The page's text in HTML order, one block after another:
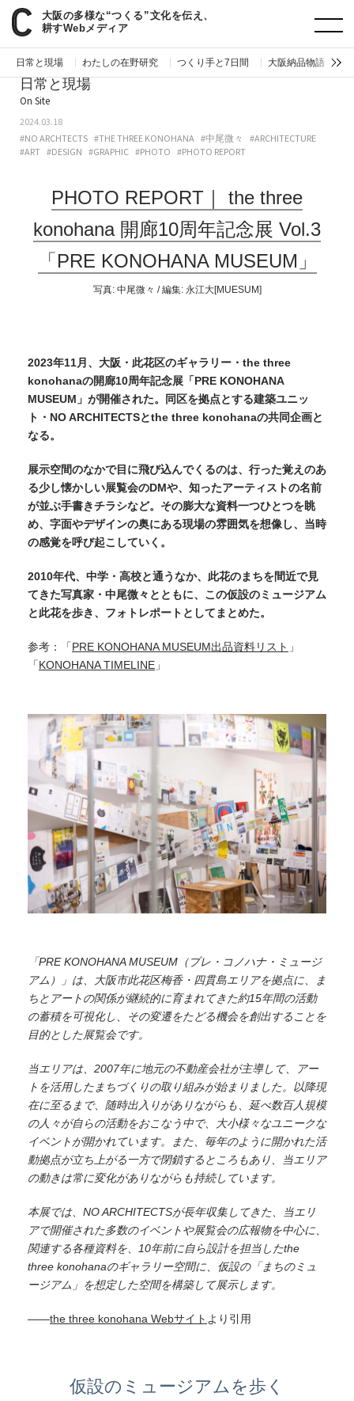
大阪の多様な“つくる”文化を伝え、
耕すWebメディア
日常と現場 わたしの在野研究 つくり手と7日間 大阪納品物語
paperC 日常と現場
日常と現場
On Site
2024.03.18
#NO ARCHTECTS #THE THREE KONOHANA #中尾微々
#ARCHITECTURE
#ART #DESIGN #GRAPHIC #PHOTO #PHOTO REPORT
PHOTO REPORT｜
the three
konohana 開廊10周年記念展 Vol.3
「PRE KONOHANA MUSEUM」
写真: 中尾微々 / 編集: 永江大[MUESUM]
2023年11月、大阪・此花区のギャラリー・the three
konohanaの開廊10周年記念展「PRE KONOHANA
MUSEUM」が開催された。同区を拠点とする建築ユニッ
ト・NO ARCHITECTSとthe three konohanaの共同企画と
なる。
展示空間のなかで目に飛び込んでくるのは、行った覚えのあ
る少し懐かしい展覧会のDMや、知ったアーティストの名前
が並ぶ手書きチラシなど。その膨大な資料一つひとつを眺
め、字面やデザインの奥にある現場の雰囲気を想像し、当時
の感覚を呼び起こしていく。
2010年代、中学・高校と通うなか、此花のまちを間近で見
てきた写真家・中尾微々とともに、この仮設のミュージアム
と此花を歩き、フォトレポートとしてまとめた。
参考：「PRE KONOHANA MUSEUM出品資料リスト 」
「KONOHANA TIMELINE 」
「PRE KONOHANA MUSEUM（プレ・コノハナ・ミュージ
アム）」は、大阪市此花区梅香・四貫島エリアを拠点に、ま
ちとアートの関係が継続的に育まれてきた約15年間の活動
の蓄積を可視化し、その変遷をたどる機会を創出することを
目的とした展覧会です。
当エリアは、2007年に地元の不動産会社が主導して、アー
トを活用したまちづくりの取り組みが始まりました。以降現
在に至るまで、随時出入りがありながらも、延べ数百人規模
の人々が自らの活動をおこなう中で、大小様々なユニークな
イベントが開かれています。また、毎年のように開かれた活
動拠点が立ち上がる一方で閉鎖するところもあり、当エリア
の動きは常に変化がありながらも持続しています。
本展では、NO ARCHITECTSが長年収集してきた、当エリ
アで開催された多数のイベントや展覧会の広報物を中心に、
関連する各種資料を、10年前に自ら設計を担当したthe
three konohanaのギャラリー空間に、仮設の「まちのミュ
ージアム」を想定した空間を構築して展示します。
——the three konohana Webサイト より引用
仮設のミュージアムを歩く